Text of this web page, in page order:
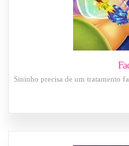
Sininho precisa de um tratamento